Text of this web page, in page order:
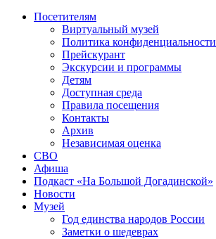
Посетителям
Виртуальный музей
Политика конфиденциальности
Прейскурант
Экскурсии и программы
Детям
Доступная среда
Правила посещения
Контакты
Архив
Независимая оценка
СВО
Афиша
Подкаст «На Большой Догадинской»
Новости
Музей
Год единства народов России
Заметки о шедеврах